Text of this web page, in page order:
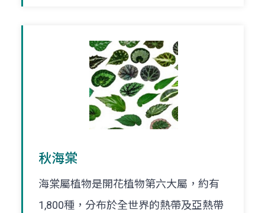
秋海棠
海棠屬植物是開花植物第六大屬，約有
1,800種，分布於全世界的熱帶及亞熱帶